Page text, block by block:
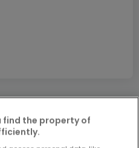
und versuchen Sie
find the property of